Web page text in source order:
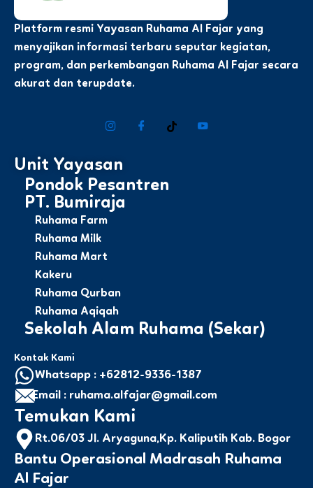
Platform resmi Yayasan Ruhama Al Fajar yang
menyajikan informasi terbaru seputar kegiatan,
program, dan perkembangan Ruhama Al Fajar secara
akurat dan terupdate.
Unit Yayasan
Pondok Pesantren
PT. Bumiraja
Ruhama Farm
Ruhama Milk
Ruhama Mart
Kakeru
Ruhama Qurban
Ruhama Aqiqah
Sekolah Alam Ruhama (Sekar)
Kontak Kami
Whatsapp : +62812-9336-1387
Email : ruhama.alfajar@gmail.com
Temukan Kami
Rt.06/03 Jl. Aryaguna,Kp. Kaliputih Kab. Bogor
Bantu Operasional Madrasah Ruhama
Al Fajar